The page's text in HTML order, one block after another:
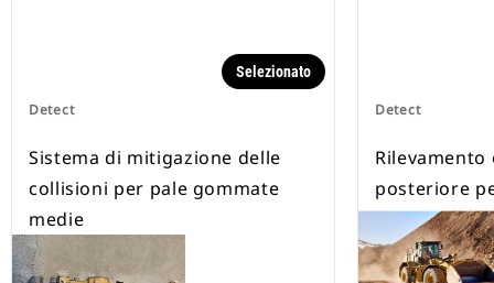
Detect
Selezionato
Sistema di mitigazione delle
collisioni per pale gommate
medie
Detect
posteriore